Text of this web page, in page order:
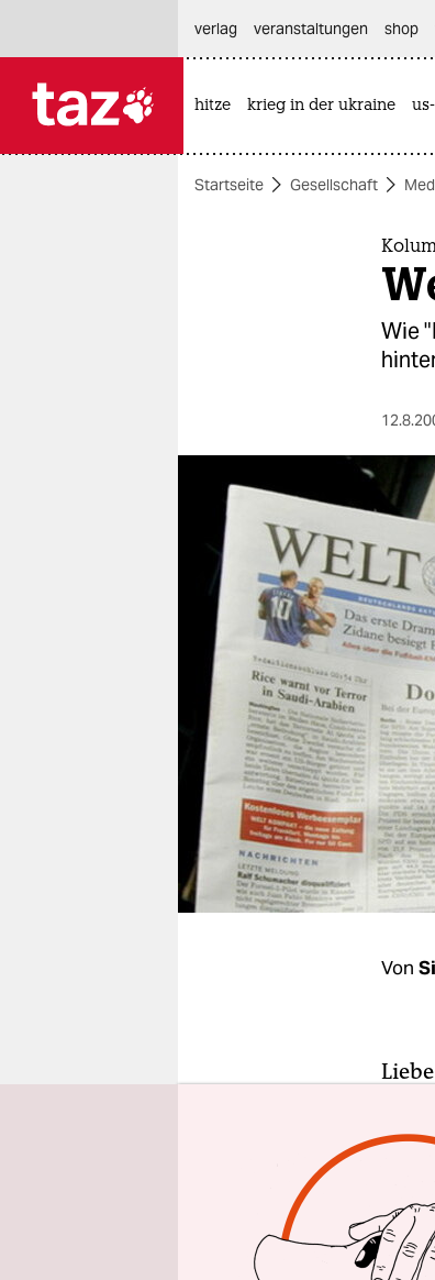
themen
berlin
nord
wahrheit
verlag
verlag
veranstaltungen
shop
fragen & hilfe
unterstützen
abo
verlag
veranstaltungen shop
hitze krieg in der ukraine
Startseite Gesellschaft
Wie
Von
noch
hat -